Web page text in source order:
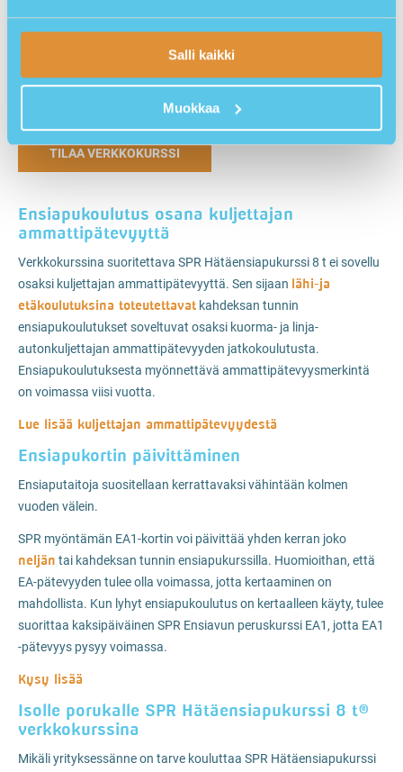
Salli kaikki
Muokkaa
Mikäli olet jo ostanut koulutuksen, pääset suorittamaan
ensiaputodistus.compalvelussa hyödyntämällä
TILAA VERKKOKURSSI
Ensiapukoulutus osana kuljettajan
ammattipätevyyttä
Verkkokurssina suoritettava SPR Hätäensiapukurssi 8 t ei sovellu
osaksi kuljettajan ammattipätevyyttä. Sen sijaan lähi-ja
etäkoulutuksina toteutettavat kahdeksan tunnin
ensiapukoulutukset soveltuvat osaksi kuorma- ja linja-
autonkuljettajan ammattipätevyyden jatkokoulutusta.
Ensiapukoulutuksesta myönnettävä ammattipätevyysmerkintä
on voimassa viisi vuotta.
Lue lisää kuljettajan ammattipätevyydestä
Ensiapukortin päivittäminen
Ensiaputaitoja suositellaan kerrattavaksi vähintään kolmen
vuoden välein.
SPR myöntämän EA1-kortin voi päivittää yhden kerran joko
neljän tai kahdeksan tunnin ensiapukurssilla. Huomioithan, että
EA-pätevyyden tulee olla voimassa, jotta kertaaminen on
mahdollista. Kun lyhyt ensiapukoulutus on kertaalleen käyty, tulee
suorittaa kaksipäiväinen SPR Ensiavun peruskurssi EA1, jotta EA1
-pätevyys pysyy voimassa.
Kysy lisää
Isolle porukalle SPR Hätäensiapukurssi 8 t®
verkkokurssina
Mikäli yrityksessänne on tarve kouluttaa SPR Hätäensiapukurssi